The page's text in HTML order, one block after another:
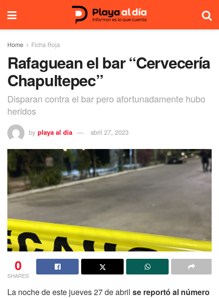
Home Ficha Roja
Rafaguean el bar “Cervecería
Chapultepec”
Disparan contra el bar pero afortunadamente hubo
heridos
by playa al dia abril 27, 2023
0
SHARES
La noche de este jueves 27 de abril se reportó al número